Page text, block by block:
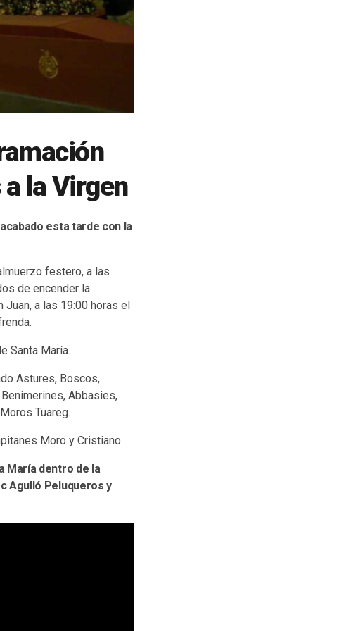
la Virgen
esta tarde con la
festero, a las
de encender la
a las 19:00 horas el
Santa María.
Astures, Boscos,
Abbasies,
Tuareg.
Moro y Cristiano.
María dentro de la
Agulló Peluqueros y